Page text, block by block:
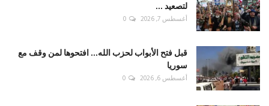
لتصعيد ...
أغسطس 7, 2026 0
قبل فتح الأبواب لحزب الله... افتحوها لمن وقف مع
سوريا
أغسطس 6, 2026 0